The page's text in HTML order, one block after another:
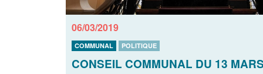
06/03/2019
COMMUNAL POLITIQUE
CONSEIL COMMUNAL DU 13